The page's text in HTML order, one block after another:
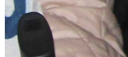
? Вернуться на главную